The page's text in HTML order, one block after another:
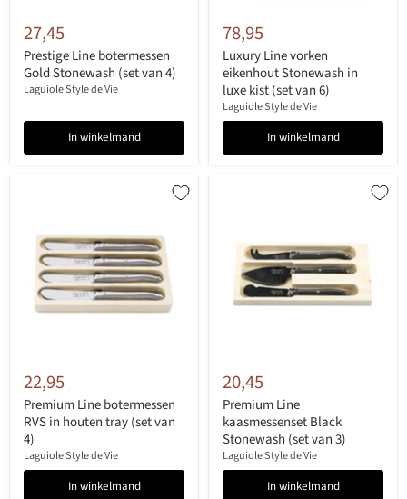
27,45
Prestige Line botermessen
Gold Stonewash (set van 4)
Laguiole Style de Vie
In winkelmand
78,95
Luxury Line vorken
eikenhout Stonewash in
luxe kist (set van 6)
Laguiole Style de Vie
In winkelmand
22,95
Premium Line botermessen
RVS in houten tray (set van
4)
Laguiole Style de Vie
In winkelmand
20,45
Premium Line
kaasmessenset Black
Stonewash (set van 3)
Laguiole Style de Vie
In winkelmand